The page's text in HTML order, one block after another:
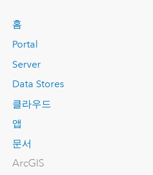
홈
Portal
Server
Data Stores
클라우드
앱
문서
ArcGIS